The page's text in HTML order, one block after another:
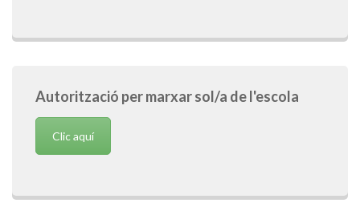
Autorització per marxar sol/a de l'escola
Clic aquí